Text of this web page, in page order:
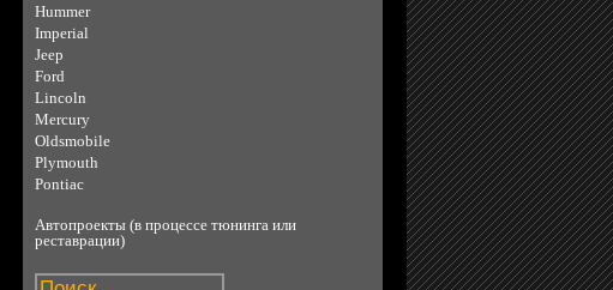
Hummer
Imperial
Jeep
Ford
Lincoln
Mercury
Oldsmobile
Plymouth
Pontiac
Автопроекты (в процессе тюнинга или
реставрации)